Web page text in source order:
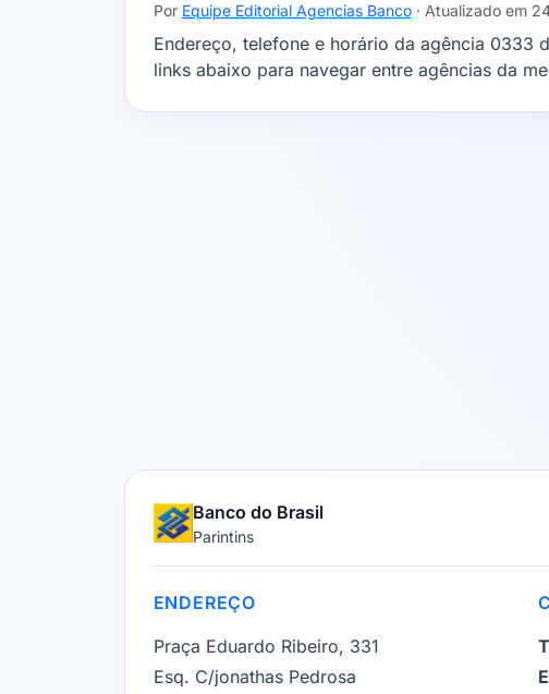
Por Equipe Editorial Agencias Banco· Atualizado em
Endereço, telefone e horário da agência 0333
links abaixo para navegar entre agências da
Banco do Brasil
Parintins
ENDEREÇO
Praça Eduardo Ribeiro, 331
Esq. C/jonathas Pedrosa